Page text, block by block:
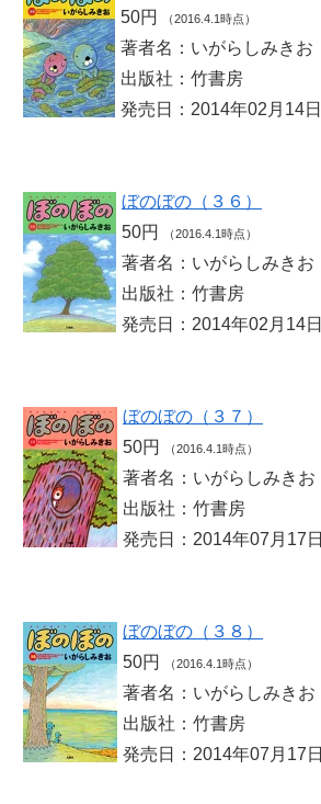
50円
（2016.4.1時点）
著者名：いがらしみきお
出版社：竹書房
発売日：2014年02月14日
ぼのぼの（３６）
50円
（2016.4.1時点）
著者名：いがらしみきお
出版社：竹書房
発売日：2014年02月14日
ぼのぼの（３７）
50円
（2016.4.1時点）
著者名：いがらしみきお
出版社：竹書房
発売日：2014年07月17日
ぼのぼの（３８）
50円
（2016.4.1時点）
著者名：いがらしみきお
出版社：竹書房
発売日：2014年07月17日